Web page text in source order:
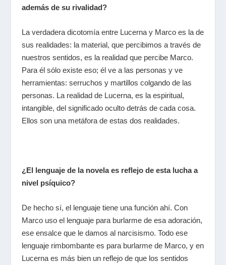
además de su rivalidad?
La verdadera dicotomía entre Lucerna y Marco es la de
sus realidades: la material, que percibimos a través de
nuestros sentidos, es la realidad que percibe Marco.
Para él sólo existe eso; él ve a las personas y ve
herramientas: serruchos y martillos colgando de las
personas. La realidad de Lucerna, es la espiritual,
intangible, del significado oculto detrás de cada cosa.
Ellos son una metáfora de estas dos realidades.
¿El lenguaje de la novela es reflejo de esta lucha a
nivel psíquico?
De hecho sí, el lenguaje tiene una función ahí. Con
Marco uso el lenguaje para burlarme de esa adoración,
ese ensalce que le damos al narcisismo. Todo ese
lenguaje rimbombante es para burlarme de Marco, y en
Lucerna es más bien un reflejo de que los sentidos